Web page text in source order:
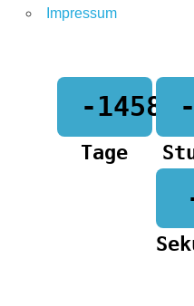
Impressum
-1458
Tage